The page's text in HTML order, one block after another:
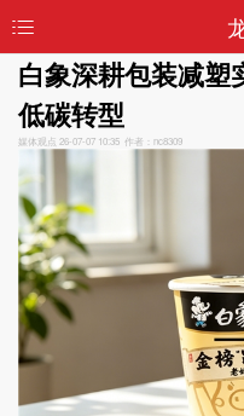
白象深耕包装减塑
低碳转型
媒体观点 26-07-07 10:35 作者：nc8309